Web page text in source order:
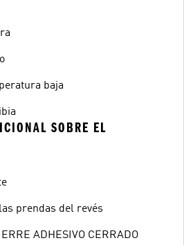
baja
SOBRE EL
prendas del revés
ADHESIVO CERRADO